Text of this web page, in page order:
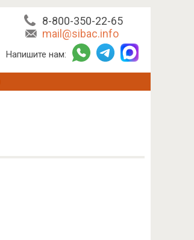
8-800-350-22-65
mail@sibac.info
Напишите нам: